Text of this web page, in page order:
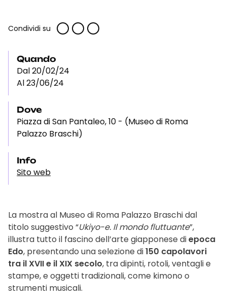
Condividi su
Quando
Dal 20/02/24
Al 23/06/24
Dove
Piazza di San Pantaleo, 10 - (Museo di Roma
Palazzo Braschi)
Info
Sito web
La mostra al Museo di Roma Palazzo Braschi dal
titolo suggestivo “Ukiyo-e. Il mondo fluttuante”,
illustra tutto il fascino dell’arte giapponese diepoca
Edo, presentando una selezione di150 capolavori
tra il XVII e il XIX secolo, tra dipinti, rotoli, ventagli e
stampe, e oggetti tradizionali, come kimono o
strumenti musicali.